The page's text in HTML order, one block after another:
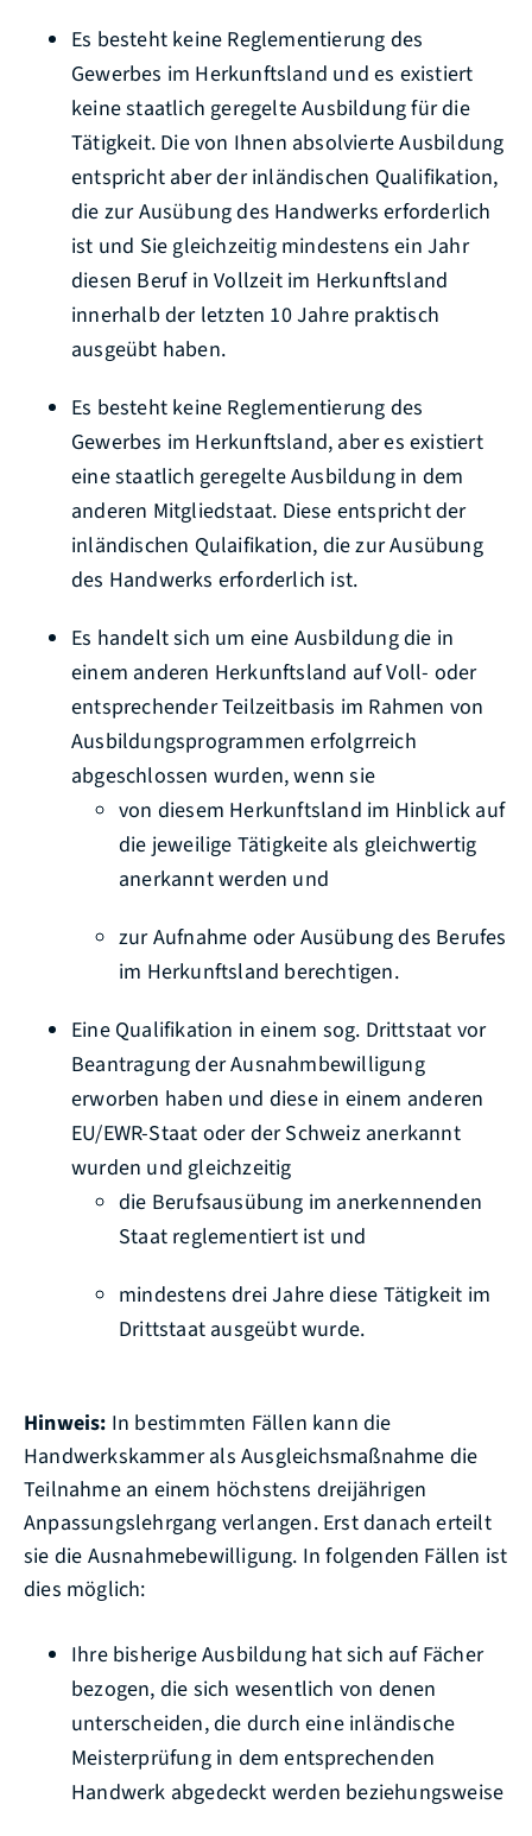
Es besteht keine Reglementierung des
Gewerbes im Herkunftsland und es existiert
keine staatlich geregelte Ausbildung für die
Tätigkeit. Die von Ihnen absolvierte Ausbildung
entspricht aber der inländischen Qualifikation,
die zur Ausübung des Handwerks erforderlich
ist und Sie gleichzeitig mindestens ein Jahr
diesen Beruf in Vollzeit im Herkunftsland
innerhalb der letzten 10 Jahre praktisch
ausgeübt haben.
Es besteht keine Reglementierung des
Gewerbes im Herkunftsland, aber es existiert
eine staatlich geregelte Ausbildung in dem
anderen Mitgliedstaat. Diese entspricht der
inländischen Qulaifikation, die zur Ausübung
des Handwerks erforderlich ist.
Es handelt sich um eine Ausbildung die in
einem anderen Herkunftsland auf Voll- oder
entsprechender Teilzeitbasis im Rahmen von
Ausbildungsprogrammen erfolgrreich
abgeschlossen wurden, wenn sie
von diesem Herkunftsland im Hinblick auf
die jeweilige Tätigkeite als gleichwertig
anerkannt werden und
zur Aufnahme oder Ausübung des Berufes
im Herkunftsland berechtigen.
Eine Qualifikation in einem sog. Drittstaat vor
Beantragung der Ausnahmbewilligung
erworben haben und diese in einem anderen
EU/EWR-Staat oder der Schweiz anerkannt
wurden und gleichzeitig
die Berufsausübung im anerkennenden
Staat reglementiert ist und
mindestens drei Jahre diese Tätigkeit im
Drittstaat ausgeübt wurde.
Hinweis: In bestimmten Fällen kann die
Handwerkskammer als Ausgleichsmaßnahme die
Teilnahme an einem höchstens dreijährigen
Anpassungslehrgang verlangen. Erst danach erteilt
sie die Ausnahmebewilligung. In folgenden Fällen ist
dies möglich:
Ihre bisherige Ausbildung hat sich auf Fächer
bezogen, die sich wesentlich von denen
unterscheiden, die durch eine inländische
Meisterprüfung in dem entsprechenden
Handwerk abgedeckt werden beziehungsweise